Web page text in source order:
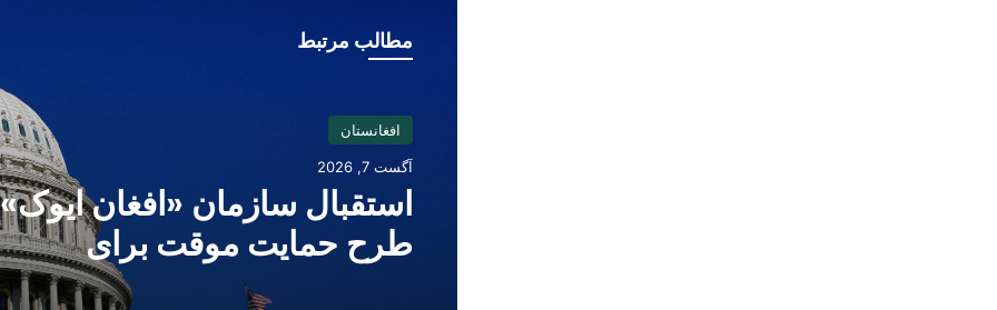
مطالب مرتبط
افغانستان
آگست 7, 2026
استقبال سازمان «افغان
طرح حمایت موقت برای
شهروندان افغانستان در امریکا